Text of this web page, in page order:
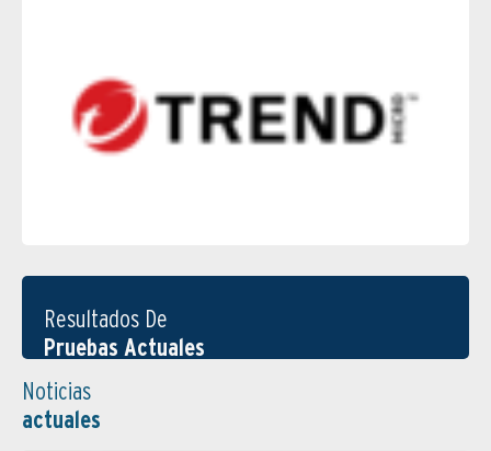
Resultados De
Pruebas Actuales
Noticias
actuales